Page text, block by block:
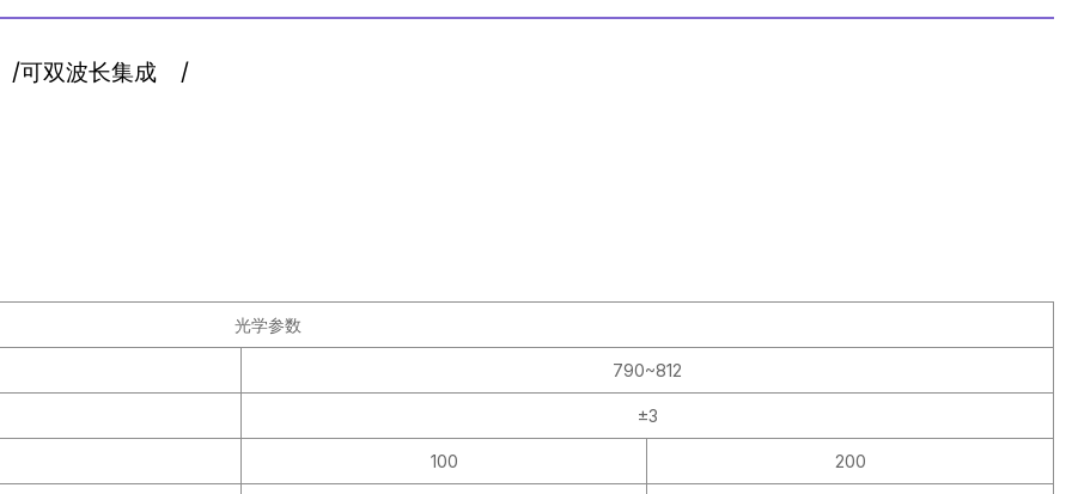
/可双波长集成 /
光学参数
790~812
±3
100 200